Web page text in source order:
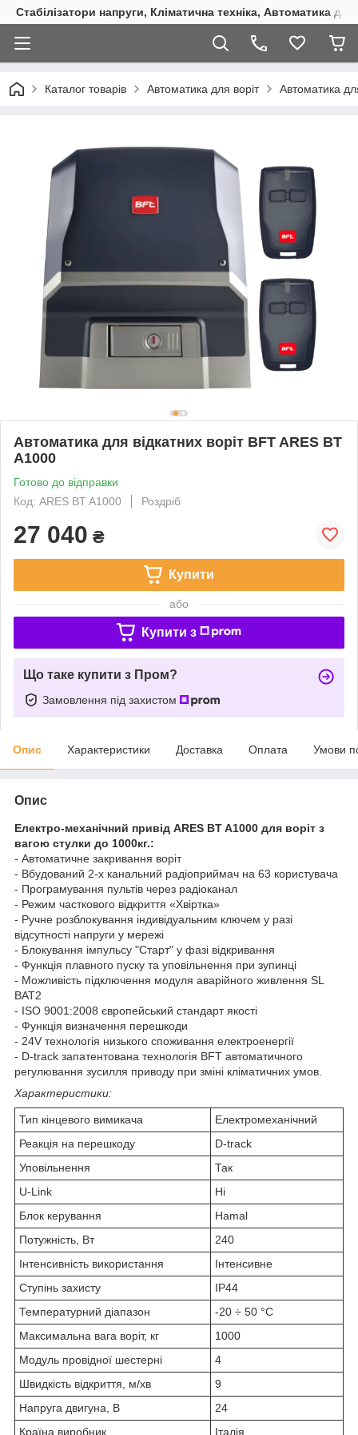
Стабілізатори напруги, Кліматична техніка, Автоматика
Каталог товарів Автоматика для воріт Автоматика
Автоматика для відкатних воріт BFT ARES BT
A1000
Готово до відправки
Код: ARES BT A1000
Роздріб
27 040 ₴
Купити
або
Купити з
Що таке купити з Пром?
Замовлення під захистом
Опис Характеристики Доставка Оплата Умови
Опис
Електро-механічний привід ARES BT A1000 для воріт з
вагою стулки до 1000кг.:
- Автоматичне закривання воріт
- Вбудований 2-х канальний радіоприймач на 63 користувача
- Програмування пультів через радіоканал
- Режим часткового відкриття «Хвіртка»
- Ручне розблокування індивідуальним ключем у разі
відсутності напруги у мережі
- Блокування імпульсу "Старт" у фазі відкривання
- Функція плавного пуску та уповільнення при зупинці
- Можливість підключення модуля аварійного живлення SL
BAT2
- ISO 9001:2008 європейський стандарт якості
- Функція визначення перешкоди
- 24V технологія низького споживання електроенергії
- D-track запатентована технологія BFT автоматичного
регулювання зусилля приводу при зміні кліматичних умов.
Характеристики:
Тип кінцевого вимикача
Електромеханічний
Реакція на перешкоду
D-track
Уповільнення
Так
U-Link
Ні
Блок керування
Hamal
Потужність, Вт
240
Інтенсивність використання
Інтенсивне
Ступінь захисту
IP44
Температурний діапазон
-20 ÷ 50 °C
Максимальна вага воріт, кг
1000
Модуль провідної шестерні
4
Швидкість відкриття, м/хв
9
Напруга двигуна, В
24
Країна виробник
Італія